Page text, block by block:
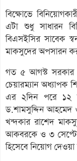
বিক্ষোভে
এটা শুধু সাধারন
বিএসইসির সাবেক
মাকসুদের অপসারন
গত ৫ আগস্ট সরকার
চেয়ারম্যান অধ্যাপক
এর ২দিন পরে ১২
ড.শামসুদ্দিন
খন্দকার রাশেদ
আকবরকে ও ৩
হিসেবে নিয়োগ দেওয়া